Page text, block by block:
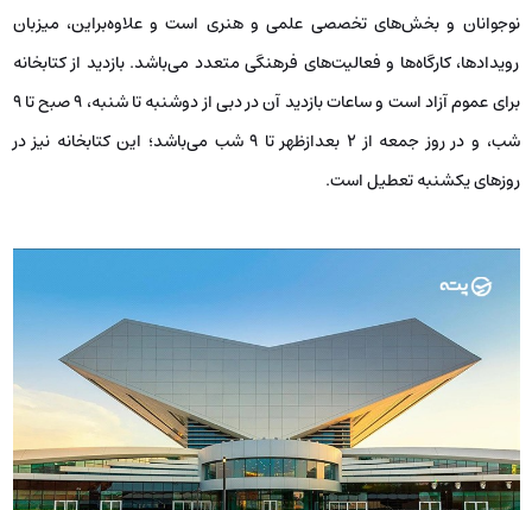
نوجوانان و بخش‌های تخصصی علمی و هنری است و علاوه‌براین، میزبان
رویدادها، کارگاه‌ها و فعالیت‌های فرهنگی متعدد می‌باشد. بازدید از کتابخانه
برای عموم آزاد است و ساعات بازدید آن در دبی از دوشنبه تا شنبه، ۹ صبح تا ۹
شب، و در روز جمعه از ۲ بعدازظهر تا ۹ شب می‌باشد؛ این کتابخانه نیز در
روزهای یکشنبه تعطیل است.